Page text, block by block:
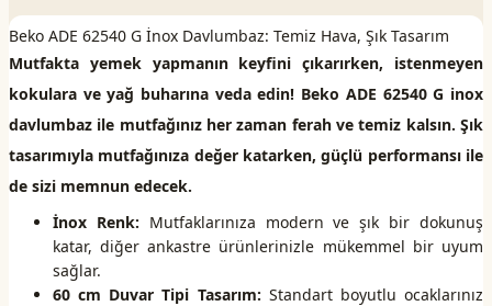
Beko ADE 62540 G İnox Davlumbaz: Temiz Hava, Şık Tasarım
Mutfakta yemek yapmanın keyfini çıkarırken, istenmeyen
kokulara ve yağ buharına veda edin! Beko ADE 62540 G inox
davlumbaz ile mutfağınız her zaman ferah ve temiz kalsın. Şık
tasarımıyla mutfağınıza değer katarken, güçlü performansı ile
de sizi memnun edecek.
İnox Renk: Mutfaklarınıza modern ve şık bir dokunuş
katar, diğer ankastre ürünlerinizle mükemmel bir uyum
sağlar.
60 cm Duvar Tipi Tasarım: Standart boyutlu ocaklarınız